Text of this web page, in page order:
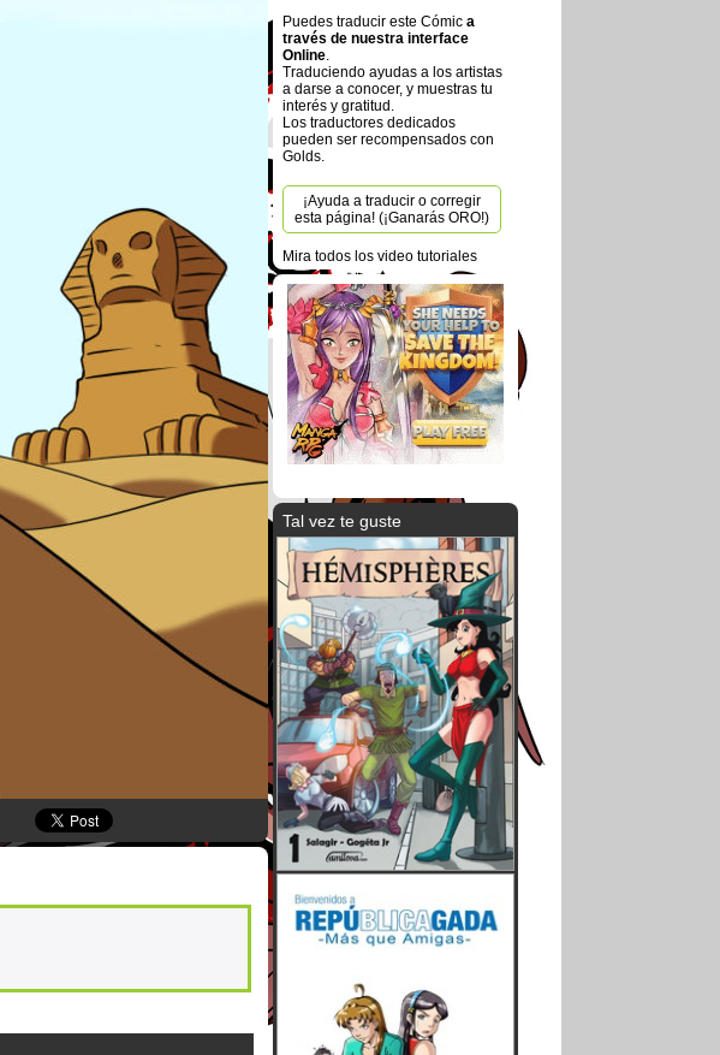
Puedes traducir este Cómic a
través de nuestra interface
Online.
Traduciendo ayudas a los artistas
a darse a conocer, y muestras tu
interés y gratitud.
Los traductores dedicados
pueden ser recompensados con
Golds.
¡Ayuda a traducir o corregir
esta página! (¡Ganarás ORO!)
Mira todos los video tutoriales
Tal vez te guste